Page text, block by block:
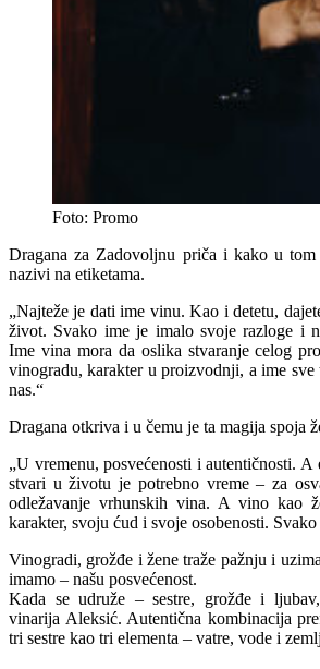
Foto: Promo
Dragana za Zadovoljnu priča i kako u tom
nazivi na etiketama.
„Najteže je dati ime vinu. Kao i detetu,
život. Svako ime je imalo svoje razloge i
Ime vina mora da oslika stvaranje celog
vinogradu, karakter u proizvodnji, a ime
nas.“
Dragana otkriva i u čemu je ta magija spoja
„U vremenu, posvećenosti i autentičnosti.
stvari u životu je potrebno vreme – za
odležavanje vrhunskih vina. A vino kao
karakter, svoju ćud i svoje osobenosti.
Vinogradi, grožđe i žene traže pažnju i
imamo – našu posvećenost.
Kada se udruže – sestre, grožđe i
vinarija Aleksić. Autentična kombinacija
tri sestre kao tri elementa – vatre, vode i